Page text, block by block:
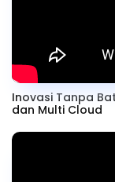
Inovasi Tanpa
dan Multi Cloud